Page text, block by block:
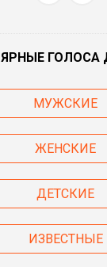
ГОЛОСА
МУЖСКИЕ
ЖЕНСКИЕ
ДЕТСКИЕ
ИЗВЕСТНЫЕ